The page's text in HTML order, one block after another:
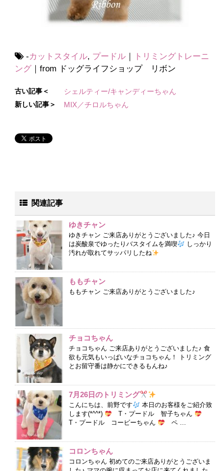
-カットスタイル, プードル
トリミングトレーニ
ング ｜from ドッグライフショップ リボン
古い記事＜ シェルティー/キャンディーちゃん
新しい記事＞ MIX／チロルちゃん
関連記事
ゆきチャン
ゆきチャン ご来店ありがとうございました♪ 今日
は炭酸泉でゆったりバスタイムを満喫
しっかり
汚れが取れてサッパリしたね
ももチャン
ももチャン ご来店ありがとうございました♪
チョコちゃん
チョコちゃん ご来店ありがとうございました♪ 食
欲も元気もいっぱいなチョコちゃん！ トリミング
とお留守番は静かにできるもんね♪
7月26日のトリミング
こんにちは、前野です
本日のお客様をご紹介致
します(*^^*)
T・プードル 智子ちゃん
T・プードル コービーちゃん
ペ …
コロンちゃん
コロンちゃん 初めてのご来店ありがとうございま